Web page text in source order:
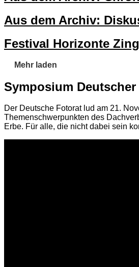
Aus dem Archiv:
Festival Horizonte
Mehr laden
Symposium
Der Deutsche Fotorat lud am 21.
Themenschwerpunkten des
Erbe. Für alle, die nicht dabei sein